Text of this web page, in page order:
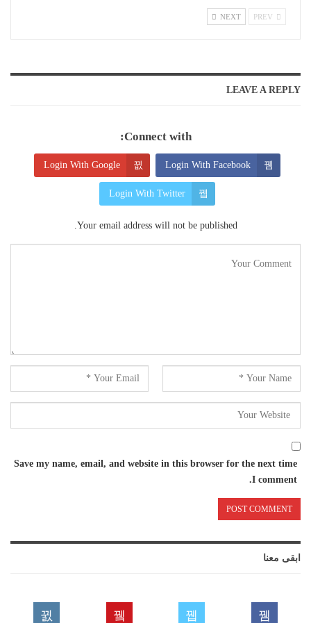
NEXT
LEAVE A REPLY
Connect with:
Login With Facebook
Login With Google
Login With Twitter
Your email address will not be published.
Save my name, email, and website in this browser for the next time
I comment.
ابقى معنا